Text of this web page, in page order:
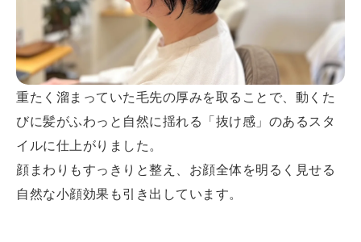
重たく溜まっていた毛先の厚みを取ることで、動くた
びに髪がふわっと自然に揺れる「抜け感」のあるスタ
イルに仕上がりました。
顔まわりもすっきりと整え、お顔全体を明るく見せる
自然な小顔効果も引き出しています。